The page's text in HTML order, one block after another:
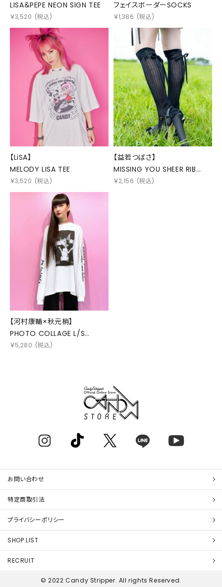
LISA＆PEPE NEON SIGN TEE
￥3,520 (税込)
フェイスボーダーSOCKS
￥1,386 (税込)
【LiSA】
MELODY LISA TEE
￥3,520 (税込)
【益若つばさ】
MISSING YOU SHEER RIB
HIGH SOCKS
￥2,156 (税込)
【河村康輔×秋元梢】
PHOTO COLLAGE L/S
TEE(MONO)
￥5,280 (税込)
お問い合わせ
特定商取引法
プライバシーポリシー
SHOP LIST
RECRUIT
© 2022 Candy Stripper. All rights Reserved.